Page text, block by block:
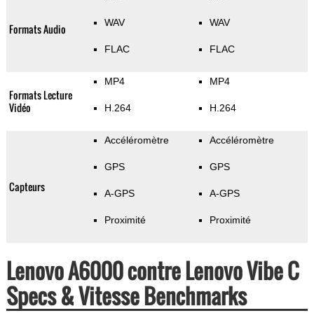
Formats Audio WAV
FLAC
WAV
FLAC
Formats Lecture
Vidéo
MP4
H.264
MP4
H.264
Capteurs
Accéléromètre
GPS
A-GPS
Proximité
Accéléromètre
GPS
A-GPS
Proximité
Lenovo A6000 contre Lenovo Vibe C
Specs & Vitesse Benchmarks